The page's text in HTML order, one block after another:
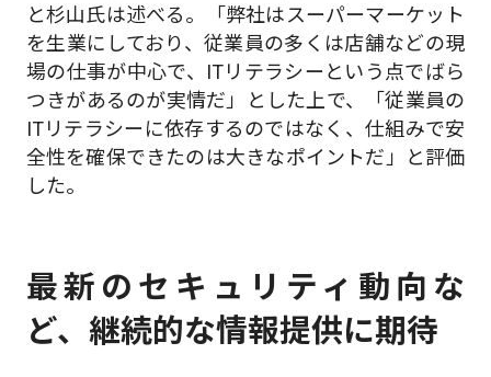
と杉山氏は述べる。「弊社はスーパーマーケット
を生業にしており、従業員の多くは店舗などの現
場の仕事が中心で、ITリテラシーという点でばら
つきがあるのが実情だ」とした上で、「従業員の
ITリテラシーに依存するのではなく、仕組みで安
全性を確保できたのは大きなポイントだ」と評価
した。
最新のセキュリティ動向な
ど、継続的な情報提供に期待